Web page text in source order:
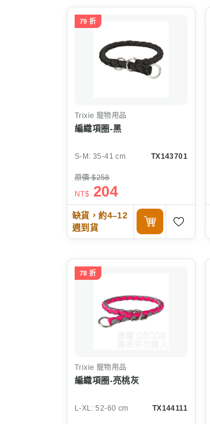
79 折
Trixie 寵物用品
編織項圈-黑
S-M: 35-41 cm TX143701
原價 $258
NT$ 204
缺貨，約4–12
週到貨
78 折
Trixie 寵物用品
編織項圈-亮桃灰
L-XL: 52-60 cm TX144111